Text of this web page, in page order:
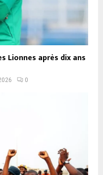
Lionnes après dix ans
0